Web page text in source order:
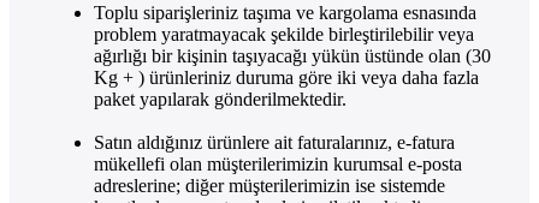
Toplu siparişleriniz taşıma ve kargolama esnasında
problem yaratmayacak şekilde birleştirilebilir veya
ağırlığı bir kişinin taşıyacağı yükün üstünde olan (30
Kg + ) ürünleriniz duruma göre iki veya daha fazla
paket yapılarak gönderilmektedir.
Satın aldığınız ürünlere ait faturalarınız, e-fatura
mükellefi olan müşterilerimizin kurumsal e-posta
adreslerine; diğer müşterilerimizin ise sistemde